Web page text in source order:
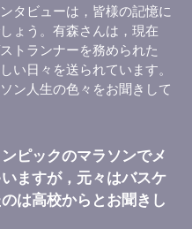
タビューは，皆様の記憶に
ょう。有森さんは，現在
トランナーを務められた
い日々を送られています。
ン人生の色々をお聞きして
ピックのマラソンでメ
ますが，元々はバスケ
は高校からとお聞きし